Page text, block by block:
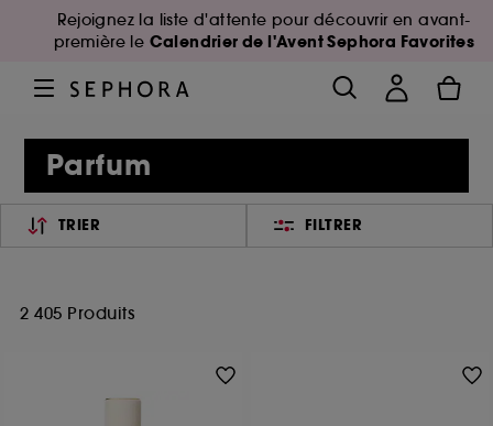
Rejoignez la liste d'attente pour découvrir en avant-
première le Calendrier de l'Avent Sephora Favorites
Parfum
TRIER FILTRER
2 405 Produits